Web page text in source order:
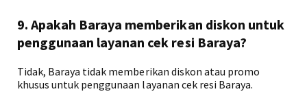
9. Apakah Baraya memberikan diskon untuk
penggunaan layanan cek resi Baraya?
Tidak, Baraya tidak memberikan diskon atau promo
khusus untuk penggunaan layanan cek resi Baraya.